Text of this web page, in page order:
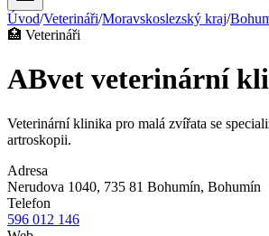
Úvod/Veterináři/Moravskoslezský kraj/
🏥 Veterináři
ABvet veterinární
Veterinární klinika pro malá zvířata se
artroskopii.
Adresa
Nerudova 1040, 735 81 Bohumín, Bohumín
Telefon
596 012 146